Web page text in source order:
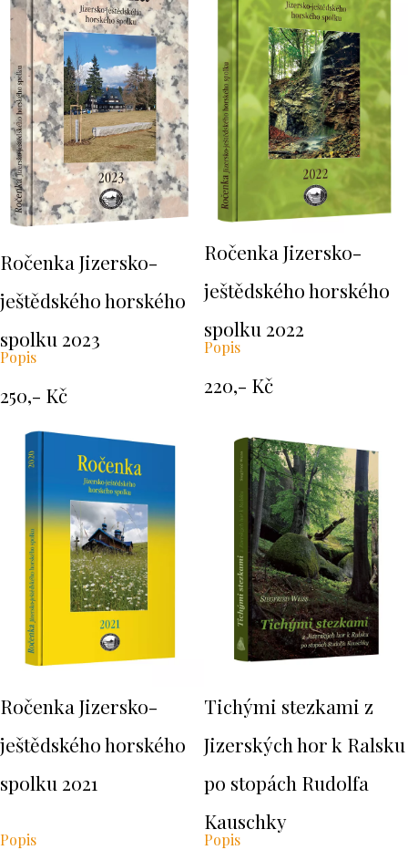
Ročenka Jizersko-
ještědského horského
spolku 2023
Popis
250,- Kč
Ročenka Jizersko-
ještědského horského
spolku 2022
Popis
220,- Kč
Ročenka Jizersko-
ještědského horského
spolku 2021
Popis
Tichými stezkami z
Jizerských hor k Ralsku
po stopách Rudolfa
Kauschky
Popis